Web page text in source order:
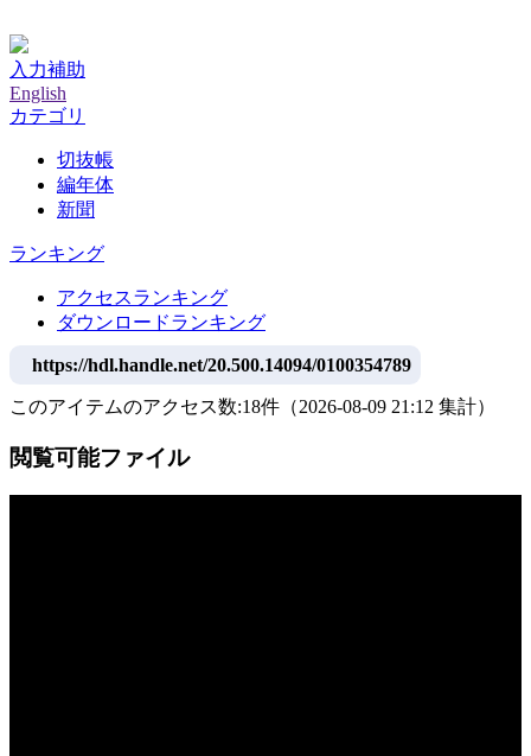
入力補助
English
カテゴリ
切抜帳
編年体
新聞
ランキング
アクセスランキング
ダウンロードランキング
https://hdl.handle.net/20.500.14094/0100354789
このアイテムのアクセス数:18件 （2026-08-09 21:12 集計）
閲覧可能ファイル